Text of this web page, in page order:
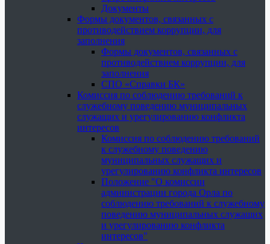
Документы
Формы документов, связанных с
противодействием коррупции, для
заполнения
Формы документов, связанных с
противодействием коррупции, для
заполнения
СПО «Справки БК»
Комиссия по соблюдению требований к
служебному поведению муниципальных
служащих и урегулированию конфликта
интересов
Комиссия по соблюдению требований
к служебному поведению
муниципальных служащих и
урегулированию конфликта интересов
Положение "О комиссии
администрации города Орла по
соблюдению требований к служебному
поведению муниципальных служащих
и урегулированию конфликта
интересов"